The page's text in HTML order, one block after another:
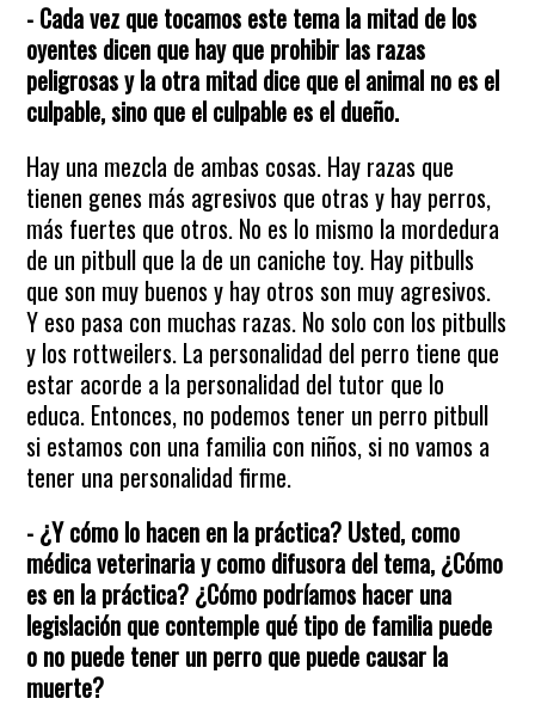
- Cada vez que tocamos este tema la mitad de los
oyentes dicen que hay que prohibir las razas
peligrosas y la otra mitad dice que el animal no es el
culpable, sino que el culpable es el dueño.
Hay una mezcla de ambas cosas. Hay razas que
tienen genes más agresivos que otras y hay perros,
más fuertes que otros. No es lo mismo la mordedura
de un pitbull que la de un caniche toy. Hay pitbulls
que son muy buenos y hay otros son muy agresivos.
Y eso pasa con muchas razas. No solo con los pitbulls
y los rottweilers. La personalidad del perro tiene que
estar acorde a la personalidad del tutor que lo
educa. Entonces, no podemos tener un perro pitbull
si estamos con una familia con niños, si no vamos a
tener una personalidad firme.
- ¿Y cómo lo hacen en la práctica? Usted, como
médica veterinaria y como difusora del tema, ¿Cómo
es en la práctica? ¿Cómo podríamos hacer una
legislación que contemple qué tipo de familia puede
o no puede tener un perro que puede causar la
muerte?